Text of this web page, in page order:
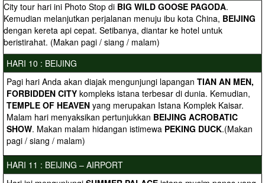
City tour hari ini Photo Stop di BIG WILD GOOSE PAGODA.
Kemudian melanjutkan perjalanan menuju ibu kota China, BEIJING
dengan kereta api cepat. Setibanya, diantar ke hotel untuk
beristirahat. (Makan pagi / siang / malam)
HARI 10 : BEIJING
Pagi hari Anda akan diajak mengunjungi lapangan TIAN AN MEN,
FORBIDDEN CITY kompleks istana terbesar di dunia. Kemudian,
TEMPLE OF HEAVEN yang merupakan Istana Komplek Kaisar.
Malam hari menyaksikan pertunjukkan BEIJING ACROBATIC
SHOW. Makan malam hidangan istimewa PEKING DUCK.(Makan
pagi / siang / malam)
HARI 11 : BEIJING – AIRPORT